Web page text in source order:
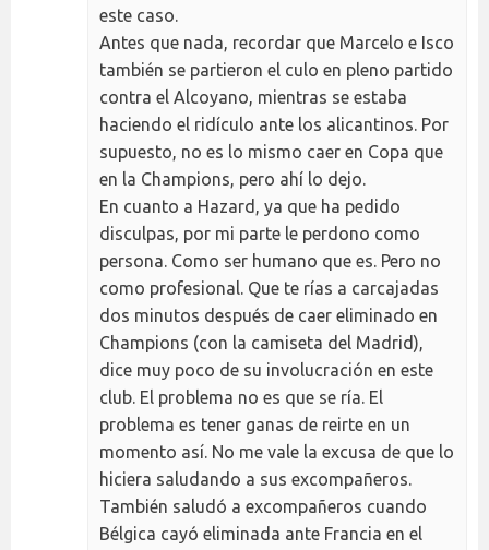
este caso.
Antes que nada, recordar que Marcelo e Isco
también se partieron el culo en pleno partido
contra el Alcoyano, mientras se estaba
haciendo el ridículo ante los alicantinos. Por
supuesto, no es lo mismo caer en Copa que
en la Champions, pero ahí lo dejo.
En cuanto a Hazard, ya que ha pedido
disculpas, por mi parte le perdono como
persona. Como ser humano que es. Pero no
como profesional. Que te rías a carcajadas
dos minutos después de caer eliminado en
Champions (con la camiseta del Madrid),
dice muy poco de su involucración en este
club. El problema no es que se ría. El
problema es tener ganas de reirte en un
momento así. No me vale la excusa de que lo
hiciera saludando a sus excompañeros.
También saludó a excompañeros cuando
Bélgica cayó eliminada ante Francia en el